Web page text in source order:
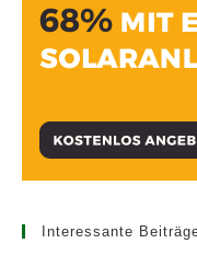
Interessante